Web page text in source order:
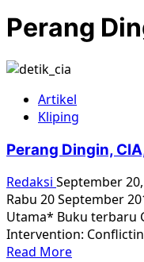
Perang
Artikel
Kliping
Perang Dingin,
Redaksi September
Rabu 20 September
Utama* Buku terbaru
Intervention:
Read MoreRead